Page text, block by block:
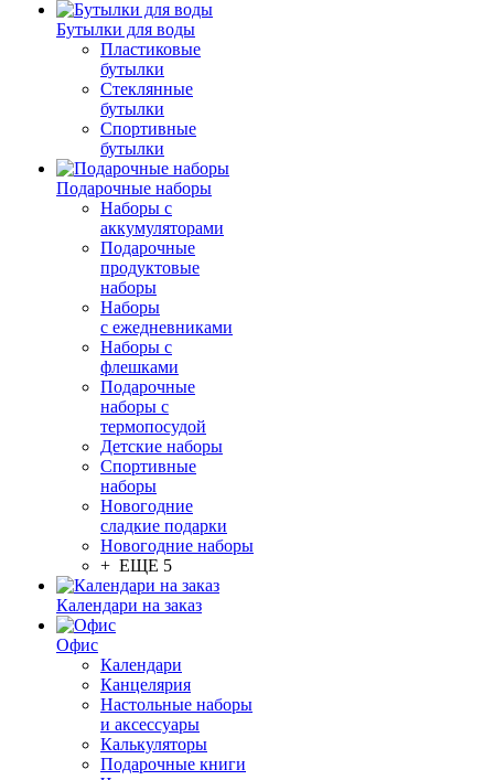
Бутылки для воды
Пластиковые
бутылки
Стеклянные
бутылки
Спортивные
бутылки
Подарочные наборы
Наборы с
аккумуляторами
Подарочные
продуктовые
наборы
Наборы
с ежедневниками
Наборы с
флешками
Подарочные
наборы с
термопосудой
Детские наборы
Спортивные
наборы
Новогодние
сладкие подарки
Новогодние наборы
+ ЕЩЕ 5
Календари на заказ
Офис
Календари
Канцелярия
Настольные наборы
и аксессуары
Калькуляторы
Подарочные книги